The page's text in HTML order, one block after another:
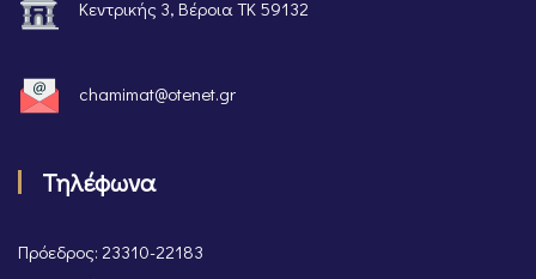
Κεντρικής 3, Βέροια ΤΚ 59132
chamimat@otenet.gr
Τηλέφωνα
Πρόεδρος: 23310-22183